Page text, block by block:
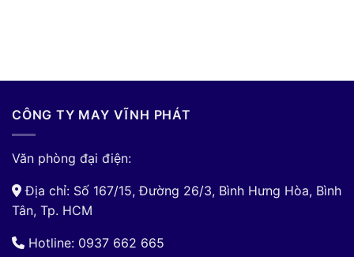
CÔNG TY MAY VĨNH PHÁT
Văn phòng đại điện:
Địa chỉ: Số 167/15, Đường 26/3, Bình Hưng Hòa, Bình
Tân, Tp. HCM
Hotline: 0937 662 665